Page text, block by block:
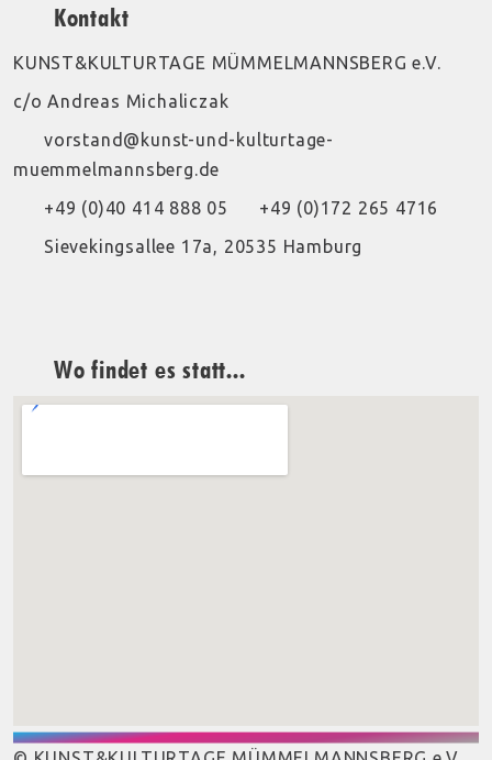
Kontakt
KUNST&KULTURTAGE MÜMMELMANNSBERG e.V.
c/o Andreas Michaliczak
vorstand@kunst-und-kulturtage-
muemmelmannsberg.de
+49 (0)40 414 888 05
+49 (0)172 265 4716
Sievekingsallee 17a, 20535 Hamburg
Wo findet es statt...